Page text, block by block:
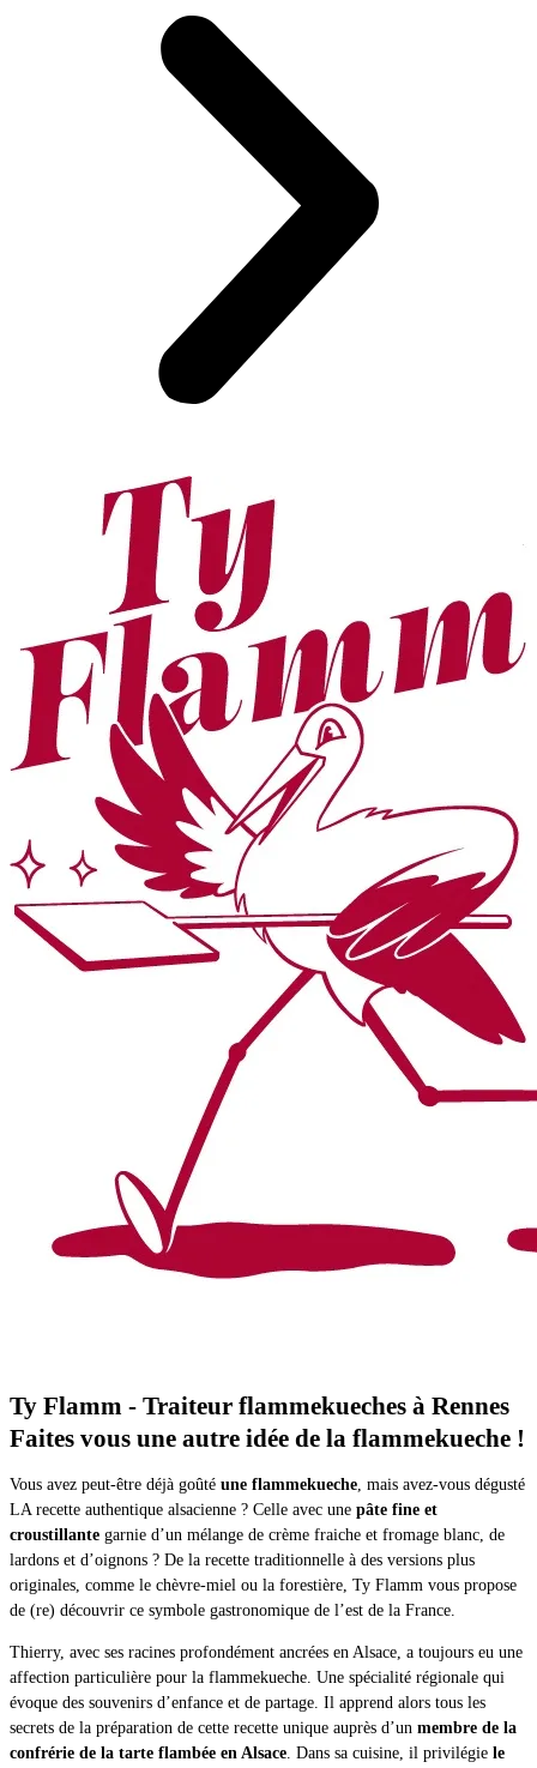
Ty Flamm - Traiteur flammekueches à Rennes
Faites vous une autre idée de la flammekueche !
Vous avez peut-être déjà goûté une flammekueche, mais avez-vous dégusté
LA recette authentique alsacienne ? Celle avec une pâte fine et
croustillante garnie d’un mélange de crème fraiche et fromage blanc, de
lardons et d’oignons ? De la recette traditionnelle à des versions plus
originales, comme le chèvre-miel ou la forestière, Ty Flamm vous propose
de (re) découvrir ce symbole gastronomique de l’est de la France.
Thierry, avec ses racines profondément ancrées en Alsace, a toujours eu une
affection particulière pour la flammekueche. Une spécialité régionale qui
évoque des souvenirs d’enfance et de partage. Il apprend alors tous les
secrets de la préparation de cette recette unique auprès d’un membre de la
confrérie de la tarte flambée en Alsace. Dans sa cuisine, il privilégie le